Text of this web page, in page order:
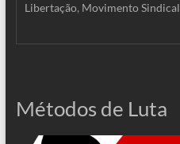
Libertação, Movimento Sindical
Métodos de Luta